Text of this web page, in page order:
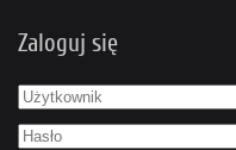
Zaloguj się